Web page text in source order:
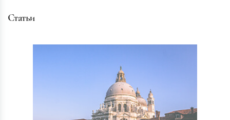
Статьи